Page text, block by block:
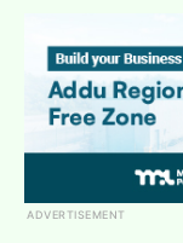
ADVERTISEMENT